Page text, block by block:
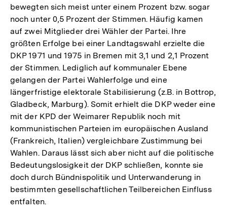
bewegten sich meist unter einem Prozent bzw. sogar
noch unter 0,5 Prozent der Stimmen. Häufig kamen
auf zwei Mitglieder drei Wähler der Partei. Ihre
größten Erfolge bei einer Landtagswahl erzielte die
DKP 1971 und 1975 in Bremen mit 3,1 und 2,1 Prozent
der Stimmen. Lediglich auf kommunaler Ebene
gelangen der Partei Wahlerfolge und eine
längerfristige elektorale Stabilisierung (z.B. in Bottrop,
Gladbeck, Marburg). Somit erhielt die DKP weder eine
mit der KPD der Weimarer Republik noch mit
kommunistischen Parteien im europäischen Ausland
(Frankreich, Italien) vergleichbare Zustimmung bei
Wahlen. Daraus lässt sich aber nicht auf die politische
Bedeutungslosigkeit der DKP schließen, konnte sie
doch durch Bündnispolitik und Unterwanderung in
bestimmten gesellschaftlichen Teilbereichen Einfluss
entfalten.